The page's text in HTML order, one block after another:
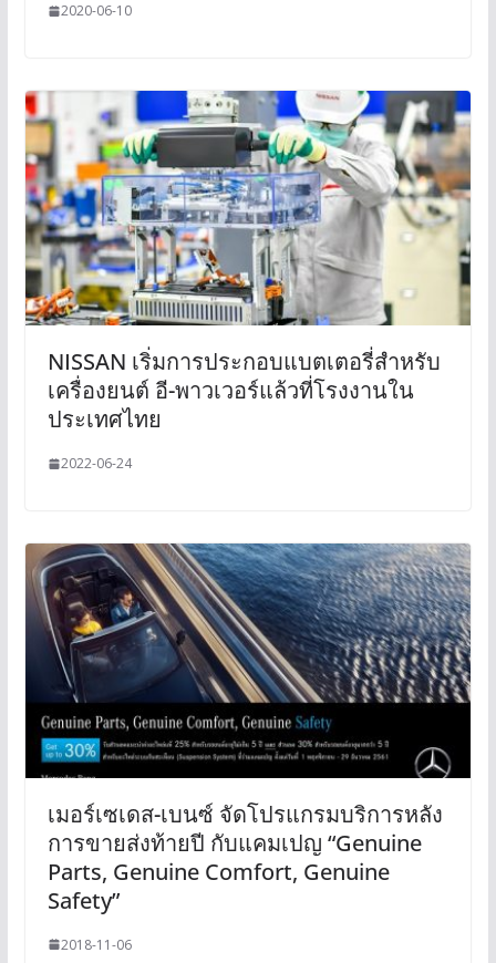
2020-06-10
NISSAN เริ่มการประกอบแบตเตอรี่สำหรับ
เครื่องยนต์ อี-พาวเวอร์แล้วที่โรงงานใน
ประเทศไทย
2022-06-24
เมอร์เซเดส-เบนซ์ จัดโปรแกรมบริการหลัง
การขายส่งท้ายปี กับแคมเปญ “Genuine
Parts, Genuine Comfort, Genuine
Safety”
2018-11-06